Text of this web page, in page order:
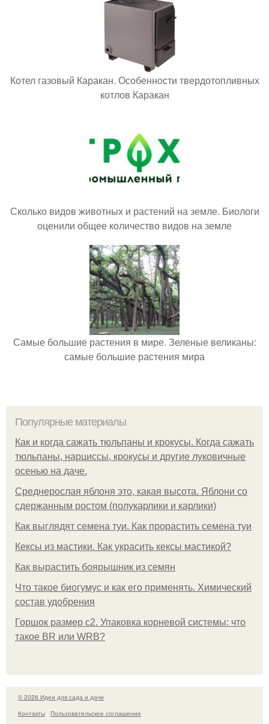
Котел газовый Каракан. Особенности твердотопливных
котлов Каракан
Сколько видов животных и растений на земле. Биологи
оценили общее количество видов на земле
Самые большие растения в мире. Зеленые великаны:
самые большие растения мира
Популярные материалы
Как и когда сажать тюльпаны и крокусы. Когда сажать
тюльпаны, нарциссы, крокусы и другие луковичные
осенью на даче.
Среднерослая яблоня это, какая высота. Яблони со
сдержанным ростом (полукарлики и карлики)
Как выглядят семена туи. Как прорастить семена туи
Кексы из мастики. Как украсить кексы мастикой?
Как вырастить боярышник из семян
Что такое биогумус и как его применять. Химический
состав удобрения
Горшок размер с2. Упаковка корневой системы: что
такое BR или WRB?
© 2026 Идеи для сада и дачи
Контакты
Пользовательское соглашение